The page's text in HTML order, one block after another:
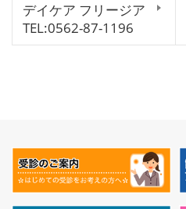
デイケア フリージア
TEL:0562-87-1196